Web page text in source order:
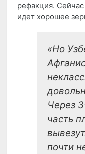
рефакция.
идет хорошее
«Но
Через
часть
почти